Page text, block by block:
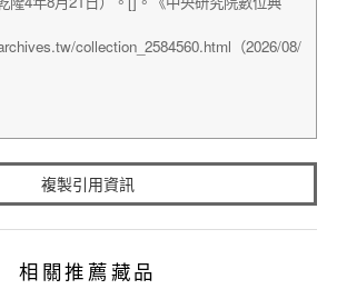
複製引用資訊
相關推薦藏品